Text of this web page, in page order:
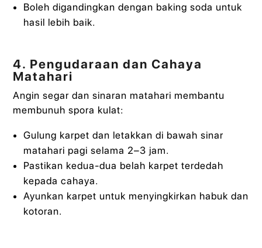
Boleh digandingkan dengan baking soda untuk
hasil lebih baik.
4. Pengudaraan dan Cahaya
Matahari
Angin segar dan sinaran matahari membantu
membunuh spora kulat:
Gulung karpet dan letakkan di bawah sinar
matahari pagi selama 2–3 jam.
Pastikan kedua-dua belah karpet terdedah
kepada cahaya.
Ayunkan karpet untuk menyingkirkan habuk dan
kotoran.